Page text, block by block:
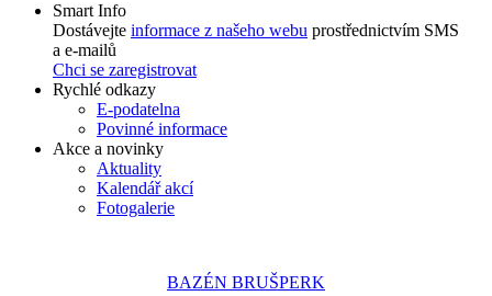
Smart Info
Dostávejte informace z našeho webu prostřednictvím SMS
a e-mailů
Chci se zaregistrovat
Rychlé odkazy
E-podatelna
Povinné informace
Akce a novinky
Aktuality
Kalendář akcí
Fotogalerie
BAZÉN BRUŠPERK